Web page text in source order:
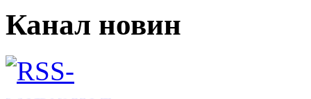
Канал новин